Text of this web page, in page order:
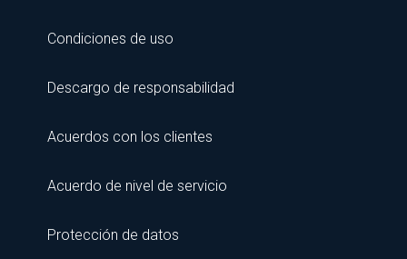
Condiciones de uso
Descargo de responsabilidad
Acuerdos con los clientes
Acuerdo de nivel de servicio
Protección de datos